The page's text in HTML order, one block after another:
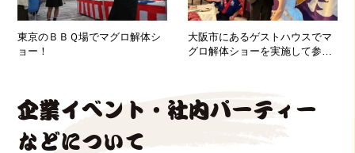
東京のＢＢＱ場でマグロ解体シ
ョー！
大阪市にあるゲストハウスでマ
グロ解体ショーを実施して参り
企業イベント・社内パーティー
などについて